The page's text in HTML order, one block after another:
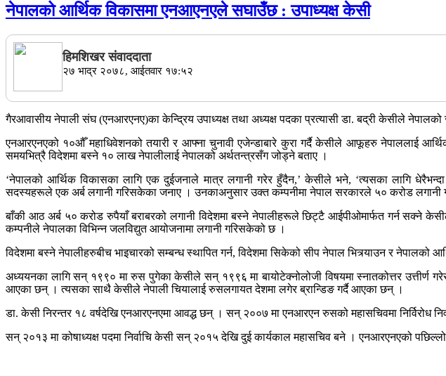
नेपालको आर्थिक विकासमा एनआएनएले सघाउँछ : उपाध्यक्ष केसी
हिमशिखर संवाददाता
२७ भाद्र २०७८, आईतवार १७:५२
गैरआवासीय नेपाली संघ (एनआरएनए)का केन्द्रिय उपाध्यक्ष तथा अध्यक्ष पदका प्रत्यासी डा. बद्री केसीले
एनआरएनएको १०औँ महाधिवेशनको तयारी र आफ्ना चुनावी एजेन्डाबारे कुरा गर्दै केसीले आफूहरु नेपाललाई
समयभित्रै विदेशमा बस्ने १० लाख नेपालीलाई नेपालको अर्थतन्त्रसँग जोड्ने बताए ।
‘नेपालको आर्थिक विकासका लागि एक दुईजनाले मात्र लगानी गरेर हुँदैन,’ केसीले भने, ‘त्यसका लागि
सदस्यहरूले एक अर्ब लगानी गरिसकेका जनाए । उनकाअनुसार उक्त कम्पनीमा नेपाल सरकारले ५० करोड लगानी
बाँकी आठ अर्ब ५० करोड रुपैयाँ बराबरको लगानी विदेशमा बस्ने नेपालीहरूले छिट्टै आईपीओमार्फत गर्न सक्ने
कम्पनीले नेपालका विभिन्न जलविद्युत आयोजनामा लगानी गरिसकेको छ ।
विदेशमा बस्ने नेपालीहरुबीच भाइचारको सम्बन्ध स्थापित गर्न, विदेशमा सिकेको सीप नेपाल भित्र्याउन र
अध्ययनका लागि सन् १९९० मा रुस पुगेका केसीले सन् १९९६ मा बायोटेक्नोलोजी विषयमा स्नातकोत्तर उत्तीर्ण
आएका छन् । त्यसका साथै केसीले नेपाली चियालाई रुसलगायत देशमा लगेर ब्रान्डिङ गर्दै आएका छन् ।
डा. केसी निरन्तर १८ वर्षदेखि एनआरएनएमा आवद्ध छन् । सन् २००७ मा एनआरएन रुसको महासचिवमा निर्विरोध
सन् २०१३ मा कोषाध्यक्ष पदमा निर्वाचि केसी सन् २०१५ देखि दुई कार्यकाल महासचिव बने । एनआरएनएको